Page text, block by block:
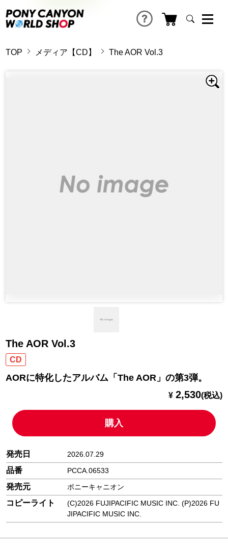
TOP メディア【CD】 The AOR Vol.3
The AOR Vol.3
CD
AORに特化したアルバム「The AOR」の第3弾。
¥ 2,530(税込)
購入
発売日 2026.07.29
品番 PCCA.06533
発売元 ポニーキャニオン
コピーライト
(C)2026 FUJIPACIFIC MUSIC INC. (P)2026 FU
JIPACIFIC MUSIC INC.